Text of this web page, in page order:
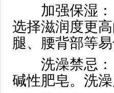
加强保湿：
选择滋润度更
腿、腰背部等
洗澡禁忌：
碱性肥皂。洗